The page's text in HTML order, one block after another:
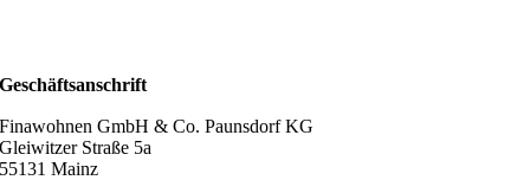
Geschäftsanschrift
Finawohnen GmbH & Co. Paunsdorf KG
Gleiwitzer Straße 5a
55131 Mainz